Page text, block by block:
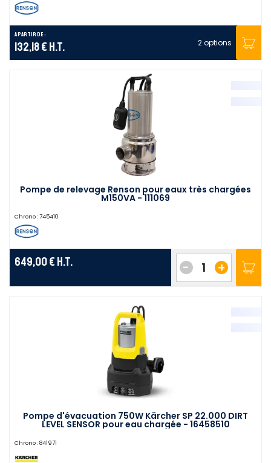
A partir de :
132,18 € H.T. 2 options
Pompe de relevage Renson pour eaux très chargées
M150VA - 111069
Chrono : 745410
649,00 € H.T. +
-
Pompe d'évacuation 750W Kärcher SP 22.000 DIRT
LEVEL SENSOR pour eau chargée - 16458510
Chrono : 841971